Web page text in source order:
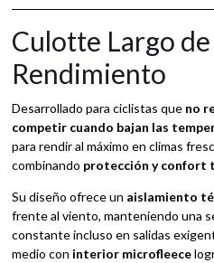
v
e
:
Culotte Largo
Rendimiento
Desarrollado para ciclistas que no
competir cuando bajan las
para rendir al máximo en climas
combinando protección y confort
Su diseño ofrece un aislamiento
frente al viento, manteniendo una
constante incluso en salidas
medio con interior microfleece